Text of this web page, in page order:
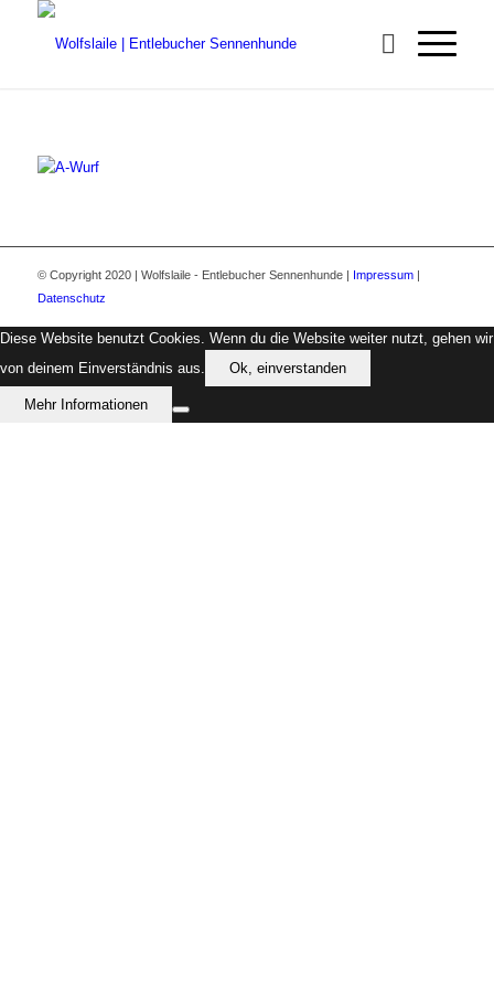
© Copyright 2020 | Wolfslaile - Entlebucher Sennenhunde | Impressum|
Datenschutz
Diese Website benutzt Cookies. Wenn du die Website weiter nutzt, gehen wir
von deinem Einverständnis aus.
Ok, einverstanden
Mehr Informationen